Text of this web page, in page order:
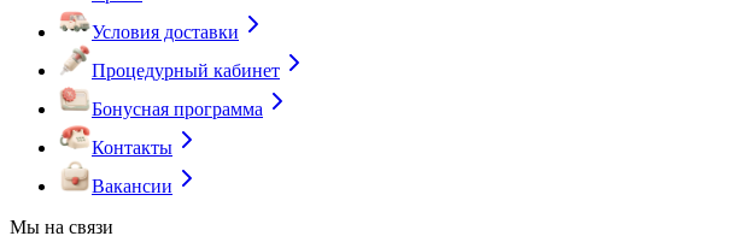
Условия доставки
Процедурный кабинет
Бонусная программа
Контакты
Вакансии
Мы на связи